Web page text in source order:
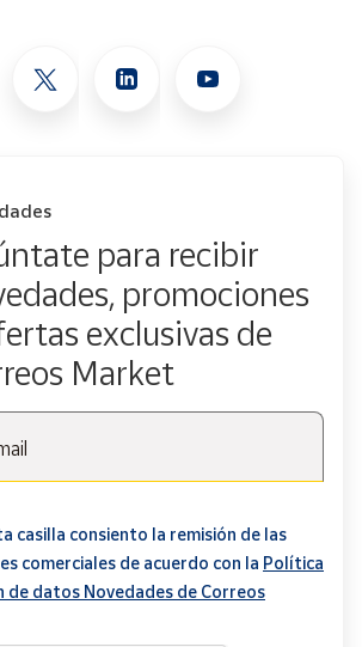
para recibir
promociones
exclusivas de
Market
casilla consiento la remisión de las
comerciales de acuerdo con la Política
de datos Novedades de Correos